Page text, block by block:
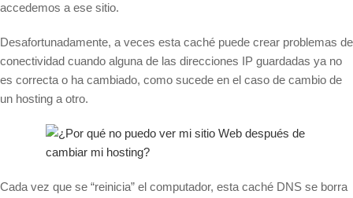
accedemos a ese sitio.
Desafortunadamente, a veces esta caché puede crear problemas de
conectividad cuando alguna de las direcciones IP guardadas ya no
es correcta o ha cambiado, como sucede en el caso de cambio de
un hosting a otro.
Cada vez que se “reinicia” el computador, esta caché DNS se borra